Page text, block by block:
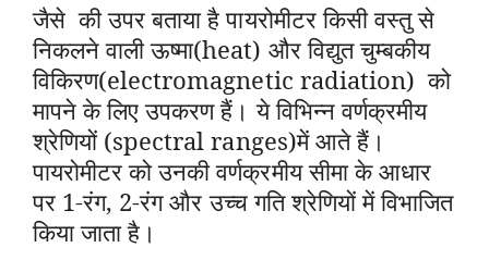
जैसे की उपर बताया है पायरोमीटर किसी वस्तु से
निकलने वाली ऊष्मा(heat) और विद्युत चुम्बकीय
विकिरण(electromagnetic radiation) को
मापने के लिए उपकरण हैं। ये विभिन्न वर्णक्रमीय
श्रेणियों (spectral ranges)में आते हैं।
पायरोमीटर को उनकी वर्णक्रमीय सीमा के आधार
पर 1-रंग, 2-रंग और उच्च गति श्रेणियों में विभाजित
किया जाता है।